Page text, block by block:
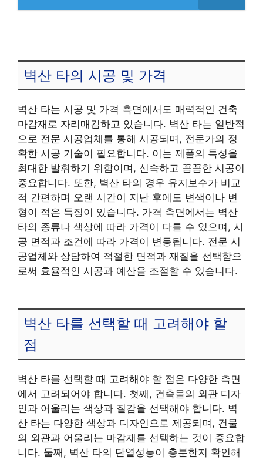
벽산 타의 시공 및 가격
벽산 타는 시공 및 가격 측면에서도 매력적인 건축
마감재로 자리매김하고 있습니다. 벽산 타는 일반적
으로 전문 시공업체를 통해 시공되며, 전문가의 정
확한 시공 기술이 필요합니다. 이는 제품의 특성을
최대한 발휘하기 위함이며, 신속하고 꼼꼼한 시공이
중요합니다. 또한, 벽산 타의 경우 유지보수가 비교
적 간편하며 오랜 시간이 지난 후에도 변색이나 변
형이 적은 특징이 있습니다. 가격 측면에서는 벽산
타의 종류나 색상에 따라 가격이 다를 수 있으며, 시
공 면적과 조건에 따라 가격이 변동됩니다. 전문 시
공업체와 상담하여 적절한 면적과 재질을 선택함으
로써 효율적인 시공과 예산을 조절할 수 있습니다.
벽산 타를 선택할 때 고려해야 할
점
벽산 타를 선택할 때 고려해야 할 점은 다양한 측면
에서 고려되어야 합니다. 첫째, 건축물의 외관 디자
인과 어울리는 색상과 질감을 선택해야 합니다. 벽
산 타는 다양한 색상과 디자인으로 제공되며, 건물
의 외관과 어울리는 마감재를 선택하는 것이 중요합
니다. 둘째, 벽산 타의 단열성능이 충분한지 확인해